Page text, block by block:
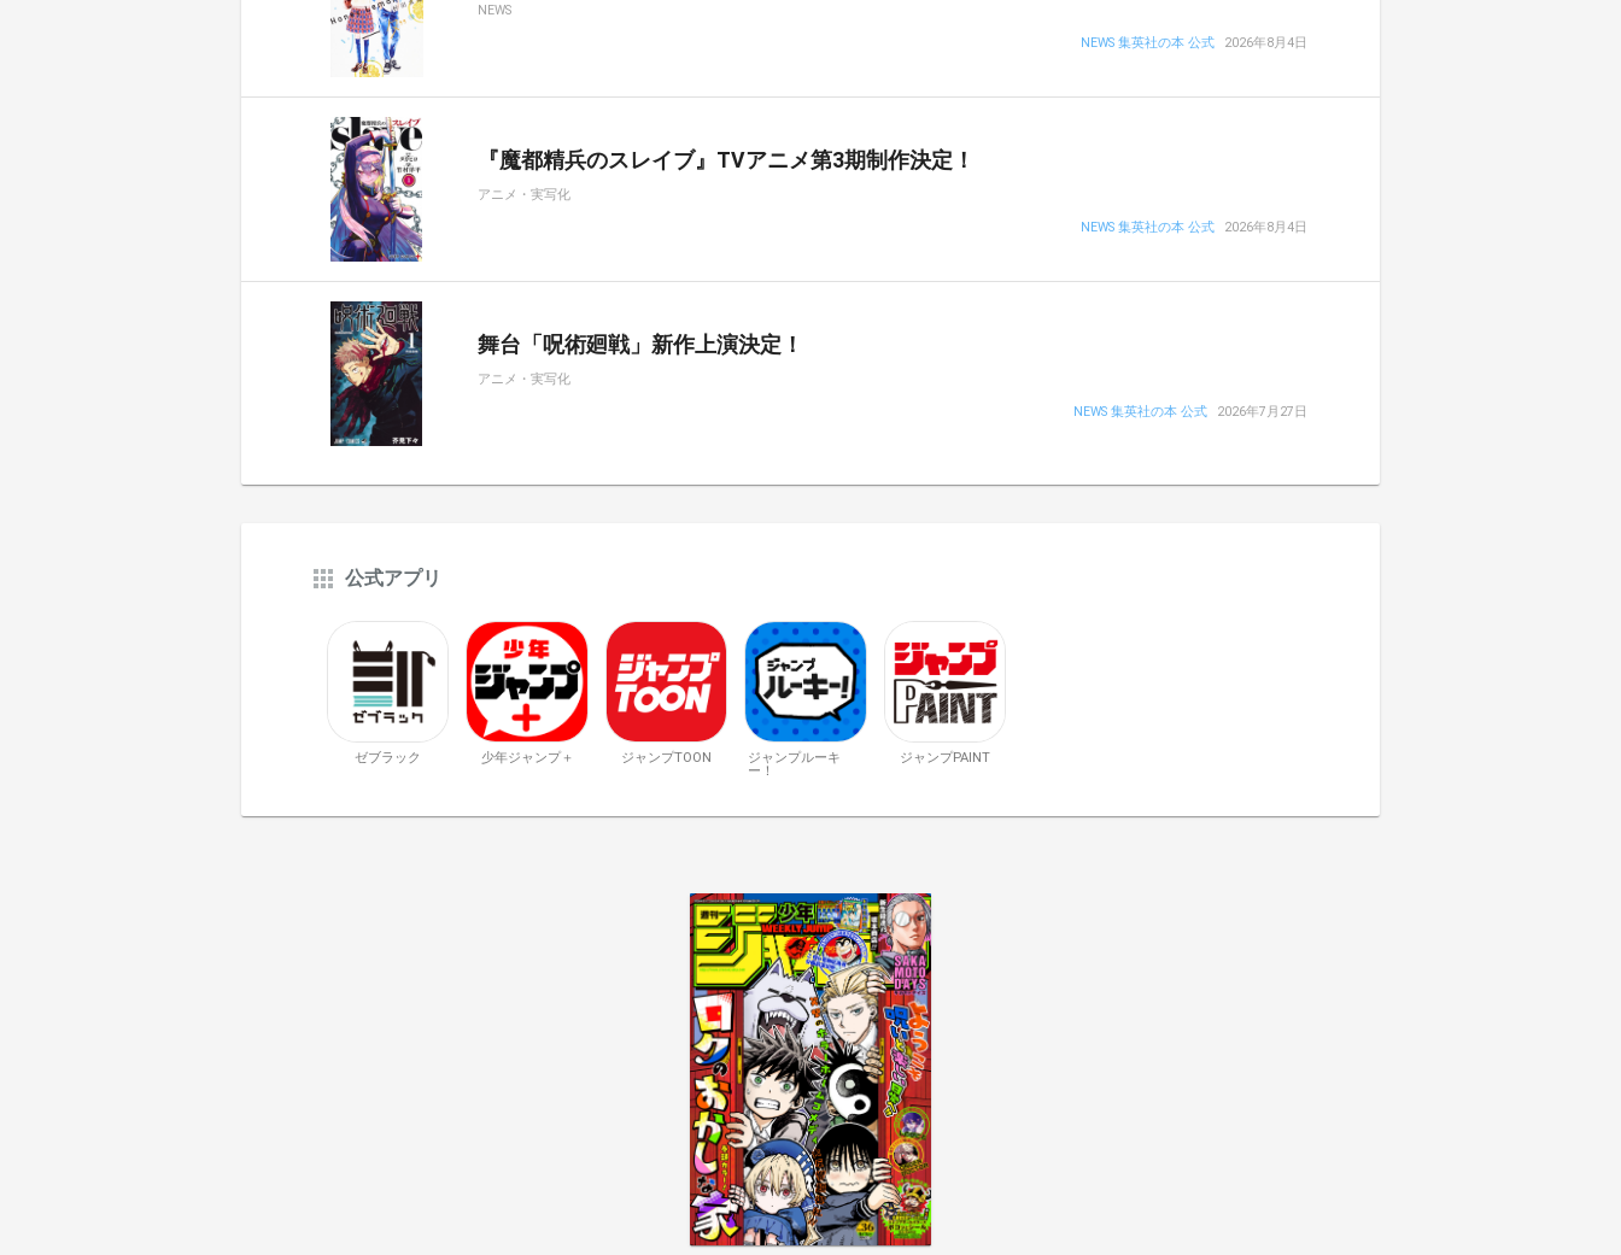
NEWS
NEWS 集英社の本 公式 2026年8月4日
『魔都精兵のスレイブ』TVアニメ第3期制作決定！
アニメ・実写化
NEWS 集英社の本 公式 2026年8月4日
舞台「呪術廻戦」新作上演決定！
アニメ・実写化
NEWS 集英社の本 公式 2026年7月27日
公式アプリ
ゼブラック 少年ジャンプ＋ ジャンプTOON
ジャンプルーキ
ー！
ジャンプPAINT